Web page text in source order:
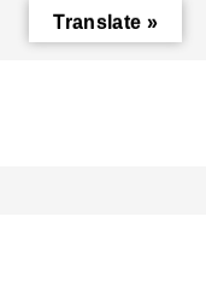
Translate »